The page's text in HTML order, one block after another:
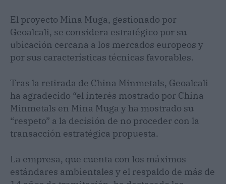
El proyecto Mina Muga, gestionado por
Geoalcali, se considera estratégico por su
ubicación cercana a los mercados europeos y
por sus características técnicas favorables.
Tras la retirada de China Minmetals, Geoalcali
ha agradecido “el interés mostrado por China
Minmetals en Mina Muga y ha mostrado su
“respeto” a la decisión de no proceder con la
transacción estratégica propuesta.
La empresa, que cuenta con los máximos
estándares ambientales y el respaldo de más de